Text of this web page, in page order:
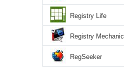
Registry Life
Registry Mechanic
RegSeeker